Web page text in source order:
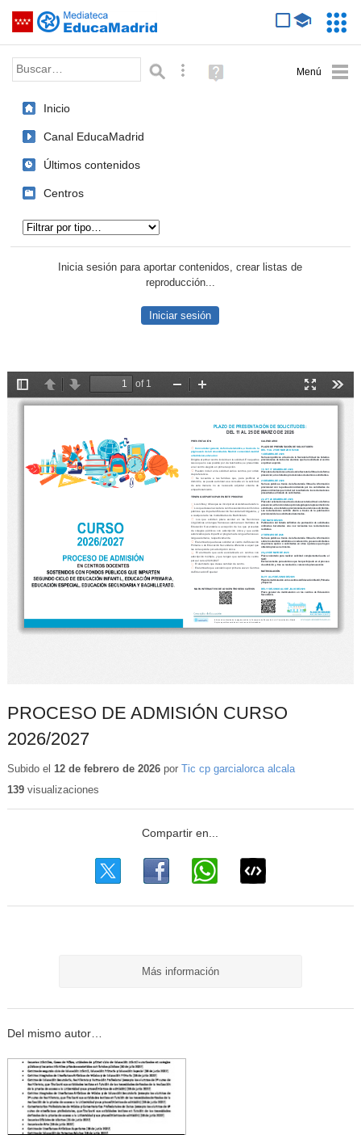
Saltar navegación
Palabra o frase: Búsqueda avanzada
Ayuda
(en
Inicio
Canal EducaMadrid
Últimos contenidos
Centros
Inicia sesión para aportar contenidos, crear listas de
reproducción...
Iniciar sesión
PROCESO DE ADMISIÓN CURSO
2026/2027
Subido el 12 de febrero de 2026por Tic cp garcialorca alcala
139visualizaciones
Más información
Del mismo autor…